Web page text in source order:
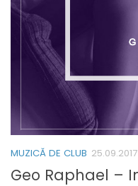
MUZICĂ DE CLUB 25.09.2017
Geo Raphael –